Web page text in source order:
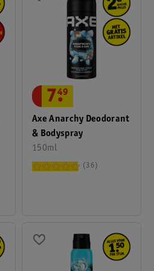
Axe Anarchy Deodorant
& Bodyspray
150ml
7.
49
36